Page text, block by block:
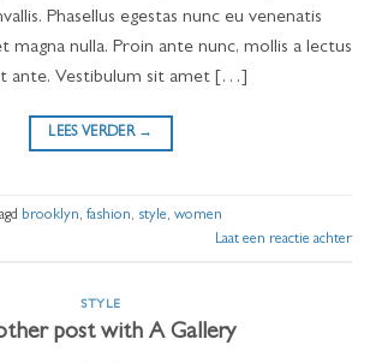
Phasellus egestas nunc eu venenatis
magna nulla. Proin ante nunc, mollis a lectus
ante. Vestibulum sit amet […]
LEES VERDER →
brooklyn, fashion, style, women
Laat een reactie achter
STYLE
post with A Gallery